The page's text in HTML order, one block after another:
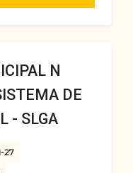
N
DE
- SLGA
27